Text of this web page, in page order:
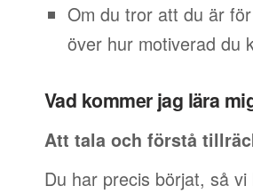
Om du tror att du är
över hur motiverad du
Vad kommer jag lära
Att tala och förstå
Du har precis börjat, så